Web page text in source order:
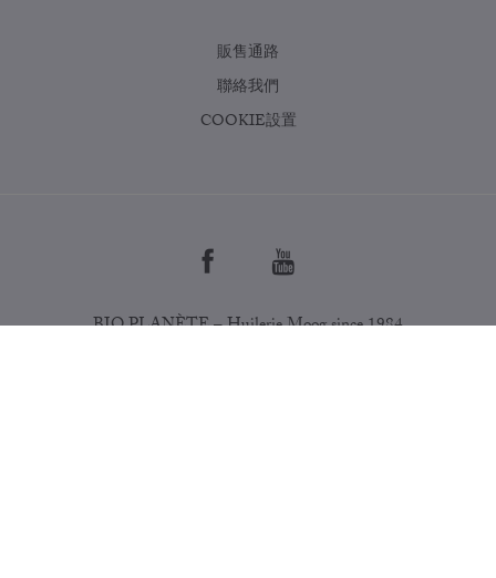
販售通路
聯絡我們
COOKIE設置
BIO PLANÈTE – Huilerie Moog since 1984